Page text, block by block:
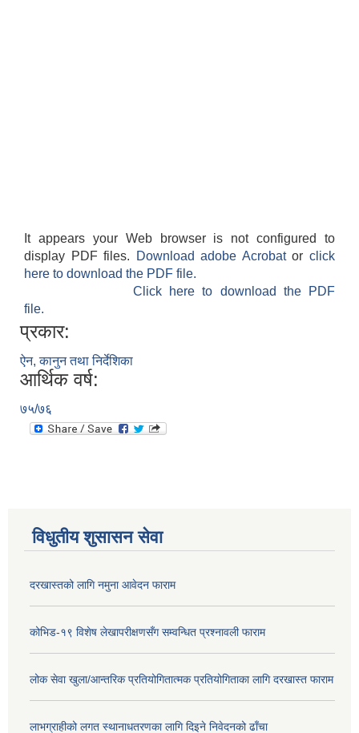
It appears your Web browser is not configured to
display PDF files.
Download adobe Acrobatorclick
here to download the PDF file.
Click here to download the PDF
file.
प्रकार:
ऐन, कानुन तथा निर्देशिका
आर्थिक वर्ष:
७५/७६
विधुतीय शुसासन सेवा
दरखास्तको लागि नमुना आवेदन फाराम
कोभिड-१९ विशेष लेखापरीक्षणसँग सम्वन्धित प्रश्नावली फाराम
लोक सेवा खुला/आन्तरिक प्रतियोगितात्मक प्रतियोगिताका लागि दरखास्त फाराम
लाभग्राहीको लगत स्थानाधतरणका लागि दिइने निवेदनको ढाँचा